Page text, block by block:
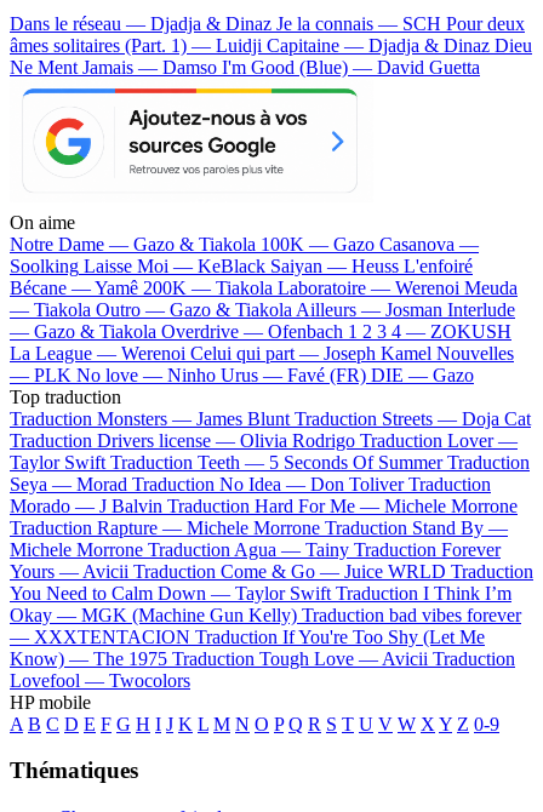
Dans le réseau — Djadja & Dinaz Je la connais — SCH Pour deux
âmes solitaires (Part. 1) — Luidji Capitaine — Djadja & Dinaz Dieu
Ne Ment Jamais — Damso I'm Good (Blue) — David Guetta
On aime
Notre Dame — Gazo & Tiakola 100K — Gazo Casanova —
Soolking Laisse Moi — KeBlack Saiyan — Heuss L'enfoiré
Bécane —Yamê 200K — Tiakola Laboratoire — Werenoi Meuda
— Tiakola Outro — Gazo & Tiakola Ailleurs — Josman Interlude
— Gazo & Tiakola Overdrive — Ofenbach 1 2 3 4 — ZOKUSH
La League — Werenoi Celui qui part — Joseph Kamel Nouvelles
— PLK No love — Ninho Urus — Favé (FR) DIE — Gazo
Top traduction
Traduction Monsters — James Blunt Traduction Streets — Doja Cat
Traduction Drivers license — Olivia Rodrigo Traduction Lover —
Taylor Swift Traduction Teeth — 5 Seconds Of Summer Traduction
Seya — Morad Traduction No Idea — Don Toliver Traduction
Morado — J Balvin Traduction Hard For Me — Michele Morrone
Traduction Rapture — Michele Morrone Traduction Stand By —
Michele Morrone Traduction Agua — Tainy Traduction Forever
Yours — Avicii Traduction Come & Go — Juice WRLD Traduction
You Need to Calm Down — Taylor Swift Traduction I Think I’m
Okay — MGK (Machine Gun Kelly) Traduction bad vibes forever
— XXXTENTACION Traduction If You're Too Shy (Let Me
Know) — The 1975 Traduction Tough Love — Avicii Traduction
Lovefool — Twocolors
HP mobile
A B C D E F G H I J K L M N O P Q R S T U V W X Y Z 0-9
Thématiques